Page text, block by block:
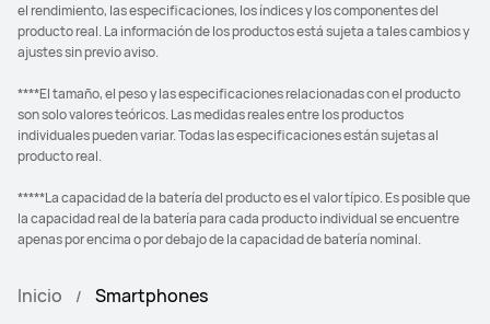
el rendimiento, las especificaciones, los índices y los componentes del
producto real. La información de los productos está sujeta a tales cambios y
ajustes sin previo aviso.
****El tamaño, el peso y las especificaciones relacionadas con el producto
son solo valores teóricos. Las medidas reales entre los productos
individuales pueden variar. Todas las especificaciones están sujetas al
producto real.
*****La capacidad de la batería del producto es el valor típico. Es posible que
la capacidad real de la batería para cada producto individual se encuentre
apenas por encima o por debajo de la capacidad de batería nominal.
Inicio Smartphones